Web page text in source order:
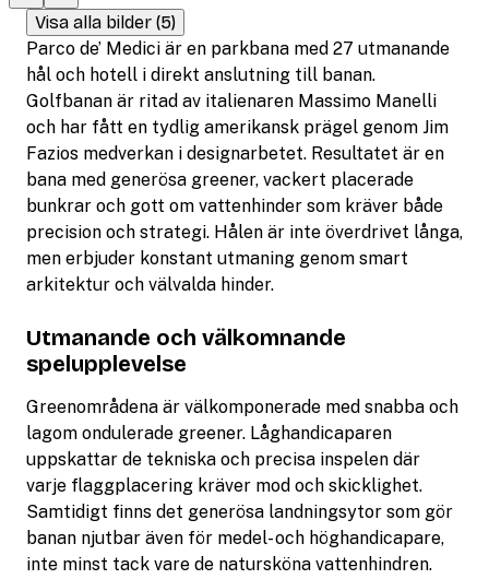
Visa alla bilder (5)
Parco de’ Medici är en parkbana med 27 utmanande
hål och hotell i direkt anslutning till banan.
Golfbanan är ritad av italienaren Massimo Manelli
och har fått en tydlig amerikansk prägel genom Jim
Fazios medverkan i designarbetet. Resultatet är en
bana med generösa greener, vackert placerade
bunkrar och gott om vattenhinder som kräver både
precision och strategi. Hålen är inte överdrivet långa,
men erbjuder konstant utmaning genom smart
arkitektur och välvalda hinder.
Utmanande och välkomnande
spelupplevelse
Greenområdena är välkomponerade med snabba och
lagom ondulerade greener. Låghandicaparen
uppskattar de tekniska och precisa inspelen där
varje flaggplacering kräver mod och skicklighet.
Samtidigt finns det generösa landningsytor som gör
banan njutbar även för medel- och höghandicapare,
inte minst tack vare de natursköna vattenhindren.